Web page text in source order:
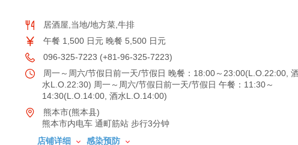
居酒屋,当地/地方菜,牛排
午餐 1,500 日元 晚餐 5,500 日元
096-325-7223 (+81-96-325-7223)
周一～周六/节假日前一天/节假日 晚餐：18:00～23:00(L.O.22:00,
水L.O.22:30) 周一～周六/节假日前一天/节假日 午餐：11:30～
14:30(L.O.14:00, 酒水L.O.14:00)
熊本市(熊本县)
熊本市内电车 通町筋站 步行3分钟
店铺详细
感染预防